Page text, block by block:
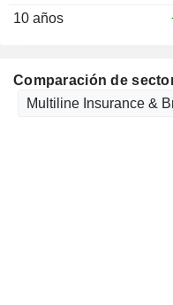
10 años
Comparación de